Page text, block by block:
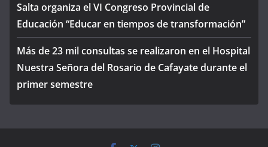
Salta organiza el VI Congreso Provincial de
Educación “Educar en tiempos de transformación”
Más de 23 mil consultas se realizaron en el Hospital
Nuestra Señora del Rosario de Cafayate durante el
primer semestre